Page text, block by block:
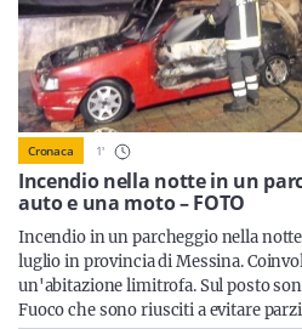
Sport
Sicilia
Servizi
Incendio nella notte in un
auto e una moto – FOTO
Cronaca 1'
Incendio in un parcheggio nella
luglio in provincia di Messina.
un'abitazione limitrofa. Sul posto
Fuoco che sono riusciti a evitare